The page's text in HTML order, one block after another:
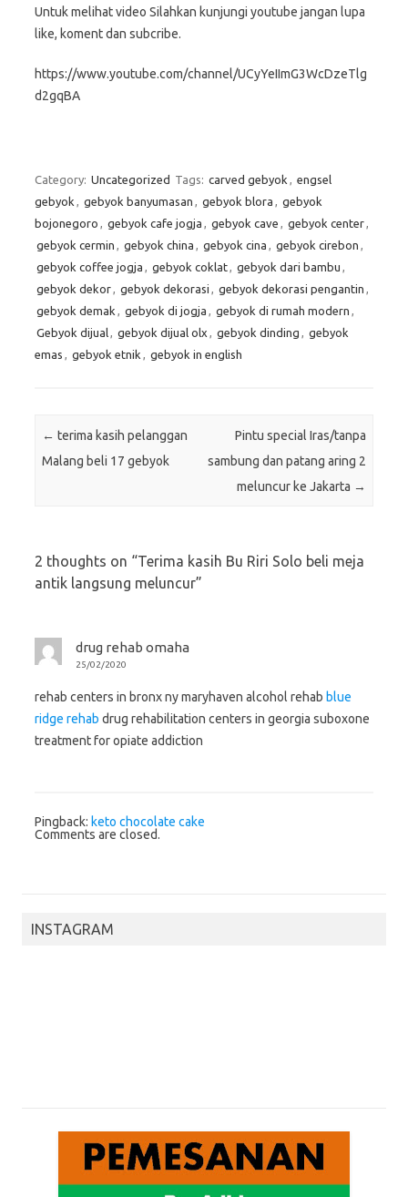
Untuk melihat video Silahkan kunjungi youtube jangan lupa
like, koment dan subcribe.
https://www.youtube.com/channel/UCyYeIImG3WcDzeTlg
d2gqBA
Category: Uncategorized Tags: carved gebyok , engsel
gebyok , gebyok banyumasan , gebyok blora , gebyok
bojonegoro , gebyok cafe jogja , gebyok cave , gebyok center,
gebyok cermin , gebyok china , gebyok cina , gebyok cirebon ,
gebyok coffee jogja , gebyok coklat, gebyok dari bambu ,
gebyok dekor, gebyok dekorasi , gebyok dekorasi pengantin ,
gebyok demak , gebyok di jogja , gebyok di rumah modern ,
Gebyok dijual, gebyok dijual olx , gebyok dinding , gebyok
emas , gebyok etnik , gebyok in english
Post navigation
← terima kasih pelanggan
Malang beli 17 gebyok
Pintu special Iras/tanpa
sambung dan patang aring 2
meluncur ke Jakarta →
2 thoughts on “Terima kasih Bu Riri Solo beli meja
antik langsung meluncur”
drug rehab omaha
25/02/2020
rehab centers in bronx ny maryhaven alcohol rehab blue
ridge rehab drug rehabilitation centers in georgia suboxone
treatment for opiate addiction
Pingback: keto chocolate cake
Comments are closed.
INSTAGRAM